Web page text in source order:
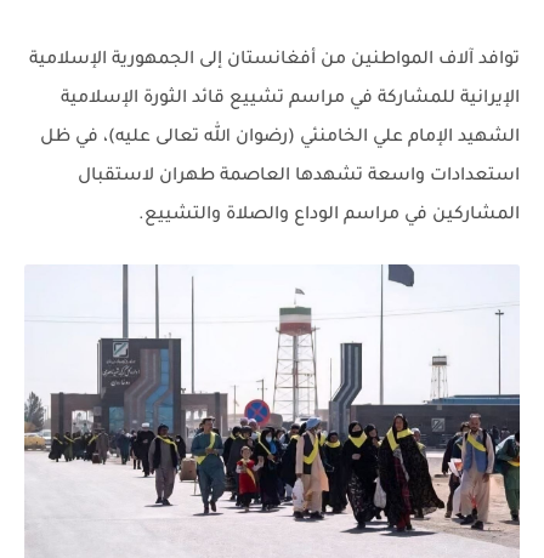
توافد آلاف المواطنين من أفغانستان إلى الجمهورية الإسلامية
الإيرانية للمشاركة في مراسم تشييع قائد الثورة الإسلامية
الشهيد الإمام علي الخامنئي (رضوان الله تعالى عليه)، في ظل
استعدادات واسعة تشهدها العاصمة طهران لاستقبال
المشاركين في مراسم الوداع والصلاة والتشييع.